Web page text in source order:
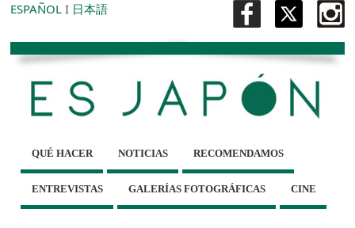
ESPAÑOL I 日本語
QUÉ HACER NOTICIAS RECOMENDAMOS
ENTREVISTAS GALERÍAS FOTOGRÁFICAS CINE